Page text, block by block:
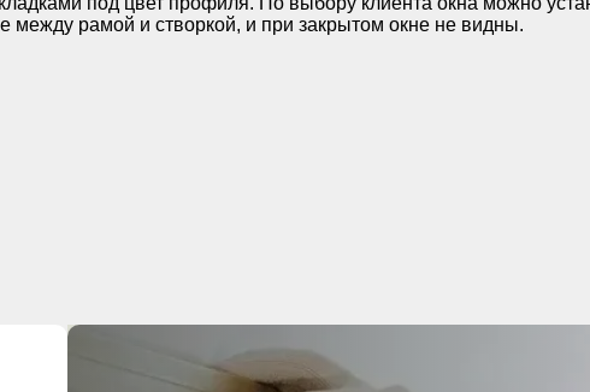
между рамой и створкой, и при закрытом окне не видны.